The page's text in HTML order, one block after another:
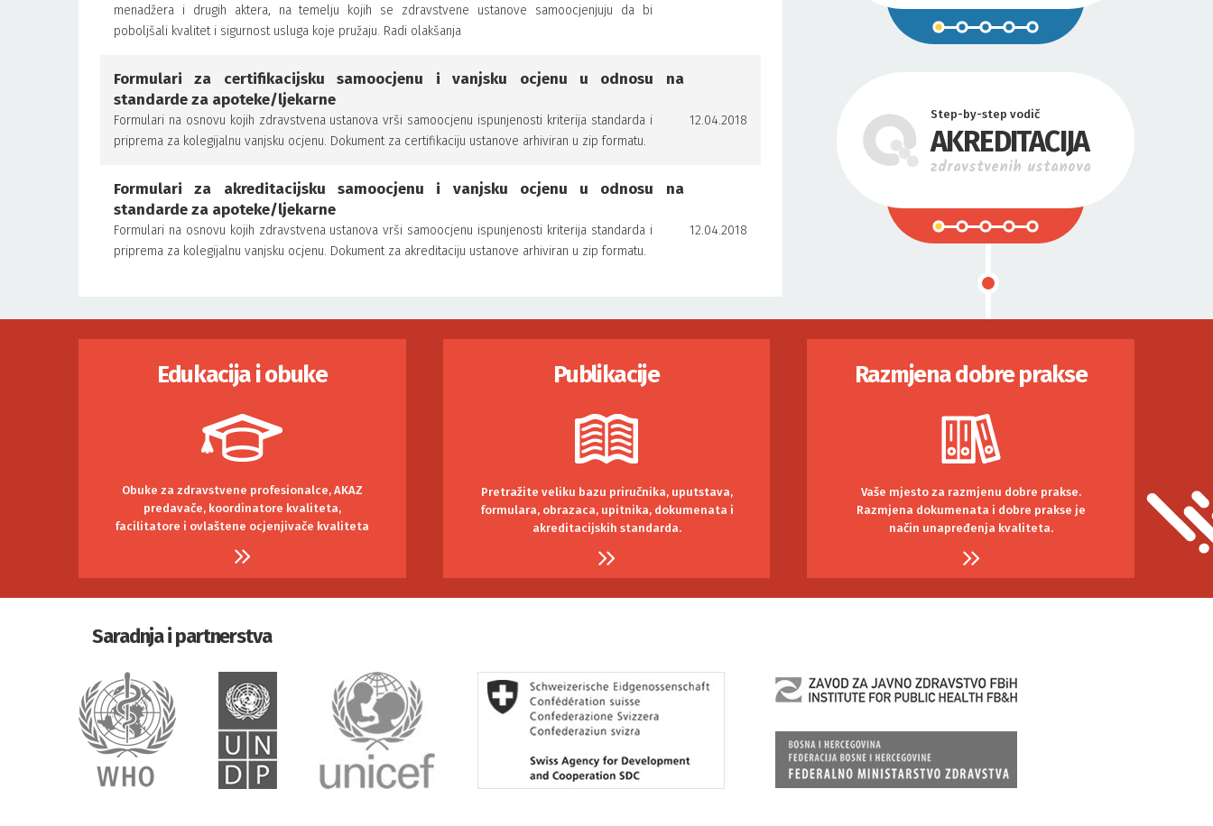
menadžera i drugih aktera, na temelju kojih se zdravstvene ustanove samoocjenjuju da bi
poboljšali kvalitet i sigurnost usluga koje pružaju. Radi olakšanja
Formulari za certifikacijsku samoocjenu i vanjsku ocjenu u odnosu na
standarde za apoteke/ljekarne
Formulari na osnovu kojih zdravstvena ustanova vrši samoocjenu ispunjenosti kriterija standarda i
priprema za kolegijalnu vanjsku ocjenu. Dokument za certifikaciju ustanove arhiviran u zip formatu.
12.04.2018
Formulari za akreditacijsku samoocjenu i vanjsku ocjenu u odnosu na
standarde za apoteke/ljekarne
Formulari na osnovu kojih zdravstvena ustanova vrši samoocjenu ispunjenosti kriterija standarda i
priprema za kolegijalnu vanjsku ocjenu. Dokument za akreditaciju ustanove arhiviran u zip formatu.
12.04.2018
Step-by-step vodič
AKREDITACIJA
zdravstvenih ustanova
Edukacija i obuke
Obuke za zdravstvene profesionalce, AKAZ
predavače, koordinatore kvaliteta,
facilitatore i ovlaštene ocjenjivače kvaliteta
Publikacije
Pretražite veliku bazu priručnika, uputstava,
formulara, obrazaca, upitnika, dokumenata i
akreditacijskih standarda.
Razmjena dobre prakse
Vaše mjesto za razmjenu dobre prakse.
Razmjena dokumenata i dobre prakse je
način unapređenja kvaliteta.
Saradnja i partnerstva